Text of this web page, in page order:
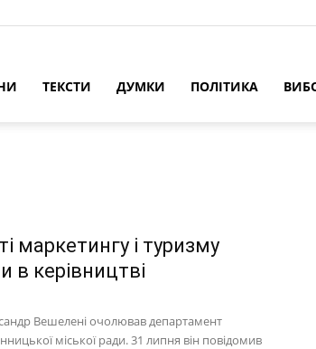
ТЕКСТИ ДУМКИ ПОЛІТИКА
маркетингу і туризму
в керівництві
Вешелені очолював департамент
міської ради. 31 липня він повідомив